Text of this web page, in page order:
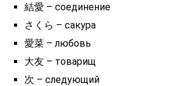
結愛 – соединение
さくら – сакура
愛菜 – любовь
大友 – товарищ
次 – следующий